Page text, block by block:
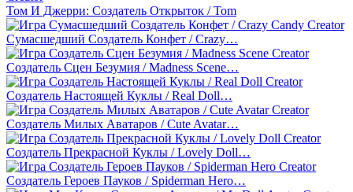
Том И Джерри: Создатель Открыток / Tom
Сумасшедший Создатель Конфет / Crazy…
Создатель Сцен Безумия / Madness Scene…
Создатель Настоящей Куклы / Real Doll…
Создатель Милых Аватаров / Cute Avatar…
Создатель Прекрасной Куклы / Lovely Doll…
Создатель Героев Пауков / Spiderman Hero…